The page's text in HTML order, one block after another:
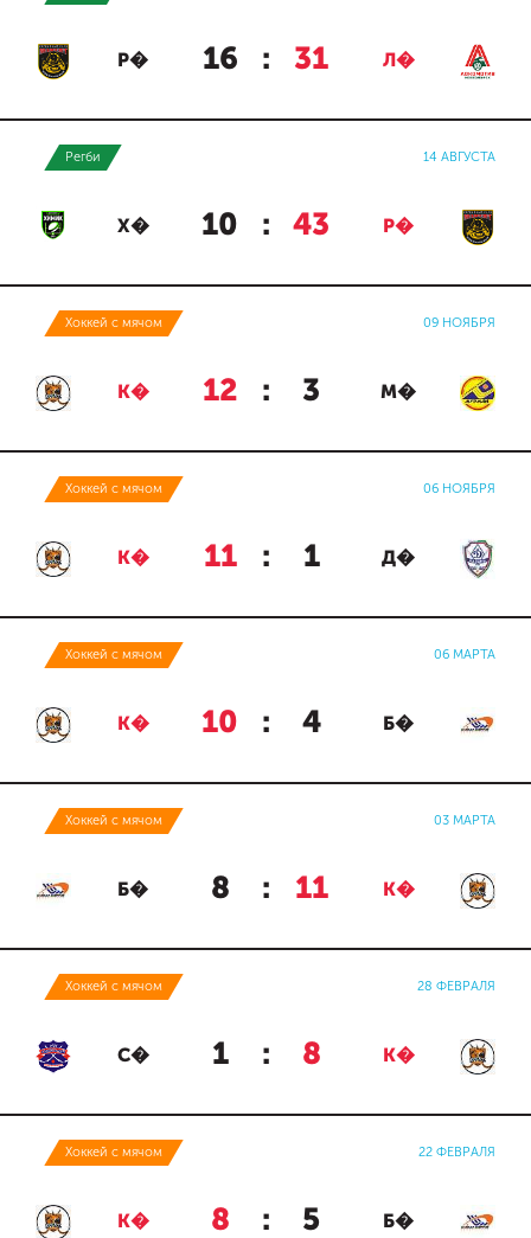
Р� 16 : 31 Л�
Регби 14 АВГУСТА
Х� 10 : 43 Р�
Хоккей с мячом 09 НОЯБРЯ
К� 12 : 3 М�
Хоккей с мячом 06 НОЯБРЯ
К� 11 : 1 Д�
Хоккей с мячом 06 МАРТА
К� 10 : 4 Б�
Хоккей с мячом 03 МАРТА
Б� 8 : 11 К�
Хоккей с мячом 28 ФЕВРАЛЯ
С� 1 : 8 К�
Хоккей с мячом 22 ФЕВРАЛЯ
К� 8 : 5 Б�